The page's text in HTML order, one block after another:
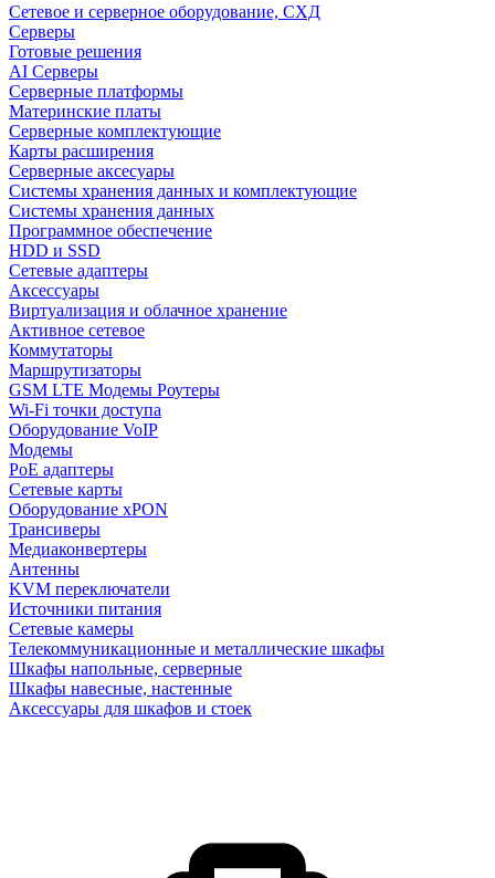
Сетевое и серверное оборудование, СХД
Cерверы
Готовые решения
AI Серверы
Серверные платформы
Материнские платы
Серверные комплектующие
Карты расширения
Серверные аксесуары
Системы хранения данных и комплектующие
Системы хранения данных
Программное обеспечение
HDD и SSD
Сетевые адаптеры
Аксессуары
Виртуализация и облачное хранение
Активное сетевое
Коммутаторы
Маршрутизаторы
GSM LTE Модемы Роутеры
Wi-Fi точки доступа
Оборудование VoIP
Модемы
PoE адаптеры
Сетевые карты
Оборудование xPON
Трансиверы
Медиаконвертеры
Антенны
KVM переключатели
Источники питания
Сетевые камеры
Телекоммуникационные и металлические шкафы
Шкафы напольные, серверные
Шкафы навесные, настенные
Аксессуары для шкафов и стоек